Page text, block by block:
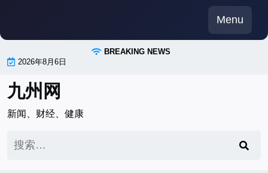
content
Menu
BREAKING NEWS
2026年8月6日
九州网
新闻、财经、健康
索：